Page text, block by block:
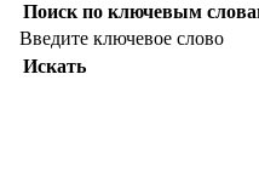
Поиск по ключевым
Введите ключевое слово
Искать